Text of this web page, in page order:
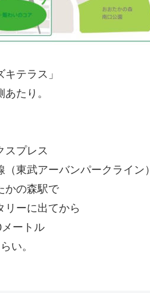
キテラス」
たり。
スプレス
（東武アーバンパークライン）
かの森駅で
リーに出てから
ートル
い。